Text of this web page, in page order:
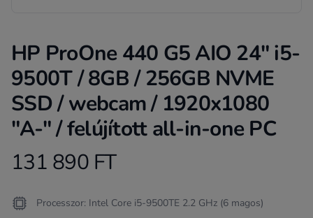
HP ProOne 440 G5 AIO 24" i5-
9500T / 8GB / 256GB NVME
SSD / webcam / 1920x1080
"A-" / felújított all-in-one PC
Product information
131 890 FT
Termékleírás
Processzor: Intel Core i5-9500TE 2.2 GHz (6 magos)